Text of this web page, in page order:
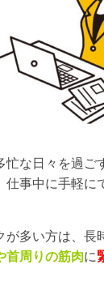
忙な日々を過ご
仕事中に手軽に
が多い方は、長
首周りの筋肉に